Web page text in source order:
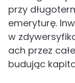
przy
emeryturę.
w
ach przez
budując